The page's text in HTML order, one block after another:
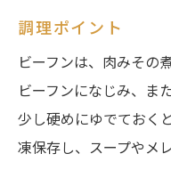
調理ポイント
ビーフンは、肉みその
ビーフンになじみ、ま
少し硬めにゆでておく
凍保存し、スープやメ